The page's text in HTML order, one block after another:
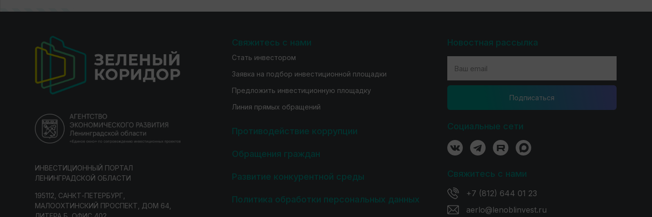
ИНВЕСТИЦИОННЫЙ ПОРТАЛ
ЛЕНИНГРАДСКОЙ ОБЛАСТИ
195112, САНКТ-ПЕТЕРБУРГ,
МАЛООХТИНСКИЙ ПРОСПЕКТ, ДОМ 64,
Свяжитесь с нами
Стать инвестором
Заявка на подбор инвестиционной площадки
Предложить инвестиционную площадку
Линия прямых обращений
Противодействие коррупции
Обращения граждан
Развитие конкурентной среды
Политика обработки персональных данных
Новостная рассылка
Подпиcаться
Социальные сети
Свяжитесь с нами
+7 (812) 644 01 23
aerlo@lenoblinvest.ru